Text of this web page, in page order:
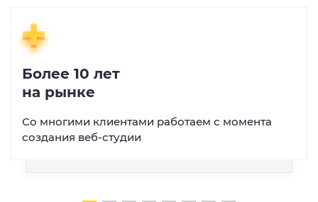
Более 10 лет
на рынке
Со многими клиентами работаем с момента
создания веб-студии